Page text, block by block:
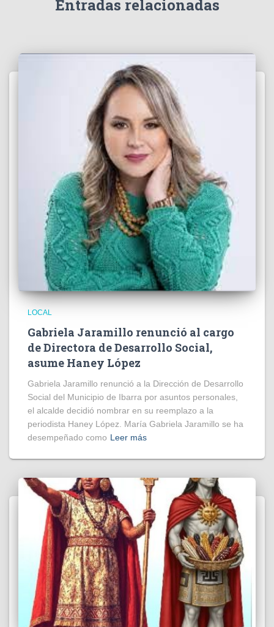
Entradas relacionadas
LOCAL
Gabriela Jaramillo renunció al cargo
de Directora de Desarrollo Social,
asume Haney López
Gabriela Jaramillo renunció a la Dirección de Desarrollo
Social del Municipio de Ibarra por asuntos personales,
el alcalde decidió nombrar en su reemplazo a la
periodista Haney López. María Gabriela Jaramillo se ha
desempeñado como Leer más